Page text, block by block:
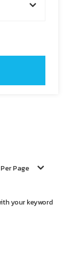
Page
your keyword